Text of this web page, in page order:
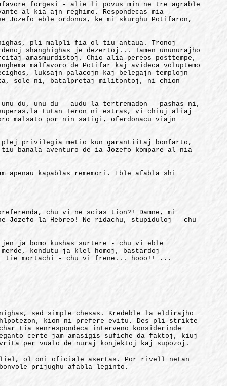
forgesi - alie li povus min ne tre agrable
al kia ajn reghimo. Respondecas mia
eble ordonus, ke mi skurghu Potifaron,
pli-malpli fia ol tiu antaua. Tronoj
shanghighas je dezertoj... Tamen ununurajho
amasmurdistoj. Chio alia pereos posttempe,
malfavoro de Potifar kaj avideca voluptemo
luksajn palacojn kaj belegajn templojn
sole ni, batalpretaj militontoj, ni chion
du, unu du - audu la tertremadon - pashas ni,
tutan Teron ni estras, vi chiuj aliaj
malsato por nin satigi, oferdonacu viajn
plej privilegia metio kun garantiitaj bonfarto,
banala aventuro de ia Jozefo kompare al nia
kapablas rememori. Eble afabla shi
chu vi ne scias tion?! Damne, mi
Jozefo la Hebreo! Ne ridachu, stupiduloj - chu
ja bomo kushas surtere - chu vi eble
kondutu ja klel homoj, bastardoj
tie mortachi - chu vi frene... hooo!! ...
sed simple chesas. Kredeble la eldirajho
kion ni prefere evitu. Des pli strikte
tia senrespondeca interveno konsiderinde
certe jam amasigis sufiche da faktoj, kiuj
per vualo de nuraj konjektoj kaj supozoj.
aliel, ol oni oficiale asertas. Por rivell netan
prijughu afabla leginto.